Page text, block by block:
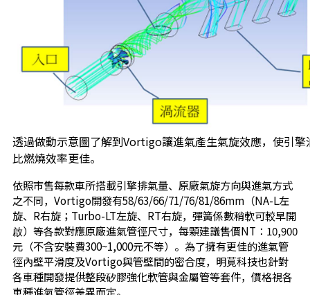
透過做動示意圖了解到Vortigo讓進氣產生氣旋效應，使引擎
比燃燒效率更佳。
依照市售每款車所搭載引擎排氣量、原廠氣旋方向與進氣方式
之不同，Vortigo開發有58/63/66/71/76/81/86mm（NA-L左
旋、R右旋；Turbo-LT左旋、RT右旋，彈簧係數稍軟可較早開
啟）等各款對應原廠進氣管徑尺寸，每顆建議售價NT：10,900
元（不含安裝費300~1,000元不等）。為了擁有更佳的進氣管
徑內壁平滑度及Vortigo與管壁間的密合度，明莧科技也針對
各車種開發提供整段矽膠強化軟管與金屬管等套件，價格視各
車種進氣管徑差異而定。